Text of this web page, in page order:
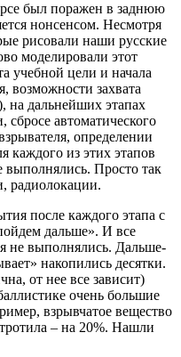
был поражен в заднюю
нонсенсом. Несмотря
рисовали наши русские
моделировали этот
учебной цели и начала
возможности захвата
на дальнейших этапах
сбросе автоматического
определении
каждого из этих этапов
выполнялись. Просто так
радиолокации.
после каждого этапа с
дальше». И все
не выполнялись. Дальше-
накопились десятки.
от нее все зависит)
очень большие
взрывчатое вещество
– на 20%. Нашли